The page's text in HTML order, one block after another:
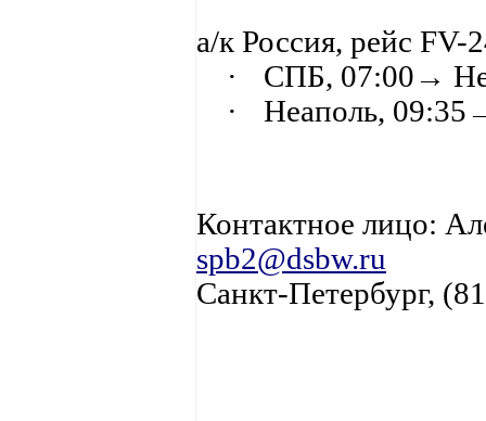
а/к Россия, рейс
·
СПБ, 07:00→
·
Неаполь,
Контактное лицо:
spb2@dsbw.ru
Санкт-Петербург,